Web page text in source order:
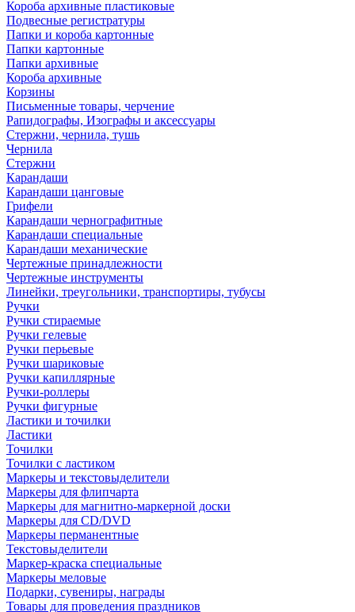
Короба архивные пластиковые
Подвесные регистратуры
Папки и короба картонные
Папки картонные
Папки архивные
Короба архивные
Корзины
Письменные товары, черчение
Рапидографы, Изографы и аксессуары
Стержни, чернила, тушь
Чернила
Стержни
Карандаши
Карандаши цанговые
Грифели
Карандаши чернографитные
Карандаши специальные
Карандаши механические
Чертежные принадлежности
Чертежные инструменты
Линейки, треугольники, транспортиры, тубусы
Ручки
Ручки стираемые
Ручки гелевые
Ручки перьевые
Ручки шариковые
Ручки капиллярные
Ручки-роллеры
Ручки фигурные
Ластики и точилки
Ластики
Точилки
Точилки с ластиком
Маркеры и текстовыделители
Маркеры для флипчарта
Маркеры для магнитно-маркерной доски
Маркеры для CD/DVD
Маркеры перманентные
Текстовыделители
Маркер-краска специальные
Маркеры меловые
Подарки, сувениры, награды
Товары для проведения праздников